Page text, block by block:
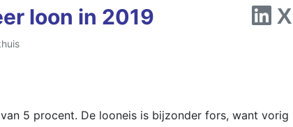
loon in 2019
5 procent. De looneis is bijzonder fors, want vorig